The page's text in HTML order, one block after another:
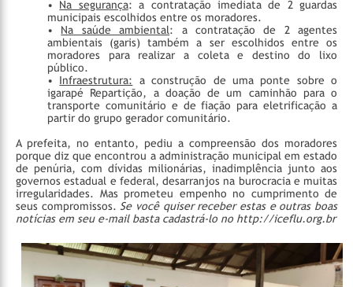
• Na segurança: a contratação imediata de 2 guardas
municipais escolhidos entre os moradores.
• Na saúde ambiental: a contratação de 2 agentes
ambientais (garis) também a ser escolhidos entre os
moradores para realizar a coleta e destino do lixo
público.
• Infraestrutura: a construção de uma ponte sobre o
igarapé Repartição, a doação de um caminhão para o
transporte comunitário e de fiação para eletrificação a
partir do grupo gerador comunitário.
A prefeita, no entanto, pediu a compreensão dos moradores
porque diz que encontrou a administração municipal em estado
de penúria, com dívidas milionárias, inadimplência junto aos
governos estadual e federal, desarranjos na burocracia e muitas
irregularidades. Mas prometeu empenho no cumprimento de
seus compromissos. Se você quiser receber estas e outras boas
notícias em seu e-mail basta cadastrá-lo no http://iceflu.org.br